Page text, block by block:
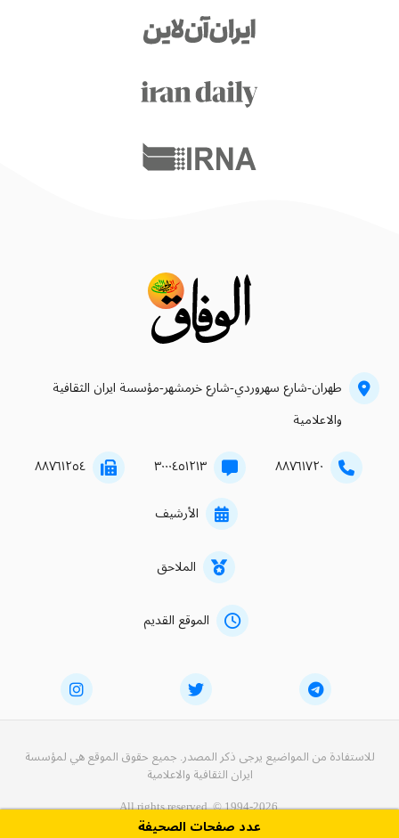
طهران-شارع سهروردي-شارع خرمشهر-مؤسسة ايران الثقافية
والاعلامية
۸۸۷٦۱۷۲۰ ۳۰۰۰٤٥۱۲۱۳ ۸۸۷٦۱۲٥٤
الأرشيف
الملاحق
الموقع القديم
للاستفادة من المواضيع يرجى ذكر المصدر. جميع حقوق الموقع هي لمؤسسة
ايران الثقافية والاعلامية
All rights reserved. © 1994-2026.
عدد صفحات الصحيفة